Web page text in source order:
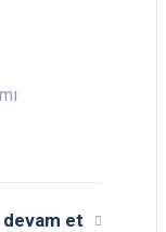
devam et